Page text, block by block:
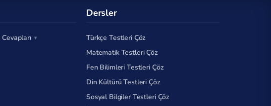
Cevapları
Dersler
Türkçe Testleri Çöz
Matematik Testleri Çöz
Fen Bilimleri Testleri Çöz
Din Kültürü Testleri Çöz
Sosyal Bilgiler Testleri Çöz